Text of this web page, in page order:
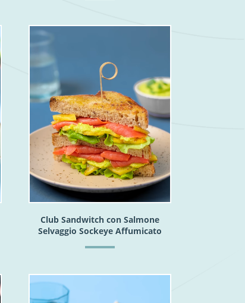
Club Sandwitch con Salmone
Selvaggio Sockeye Affumicato